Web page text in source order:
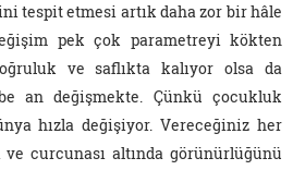
tespit etmesi artık daha zor bir hâle
pek çok parametreyi kökten
ve saflıkta kalıyor olsa da
an değişmekte. Çünkü çocukluk
hızla değişiyor. Vereceğiniz her
ve curcunası altında görünürlüğünü